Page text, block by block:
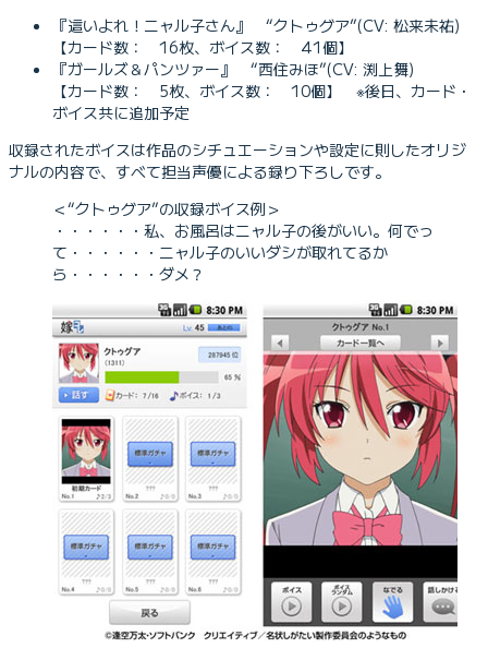
『這いよれ！ニャル子さん』 “クトゥグア”(CV: 松来未祐)
【カード数： 16枚、ボイス数： 41個】
『ガールズ＆パンツァー』 “西住みほ”(CV: 渕上舞)
【カード数： 5枚、ボイス数： 10個】 ※後日、カード・
ボイス共に追加予定
収録されたボイスは作品のシチュエーションや設定に則したオリジ
ナルの内容で、すべて担当声優による録り下ろしです。
＜“クトゥグア”の収録ボイス例＞
・・・・・・私、お風呂はニャル子の後がいい。何でっ
て・・・・・・ニャル子のいいダシが取れてるか
ら・・・・・・ダメ？